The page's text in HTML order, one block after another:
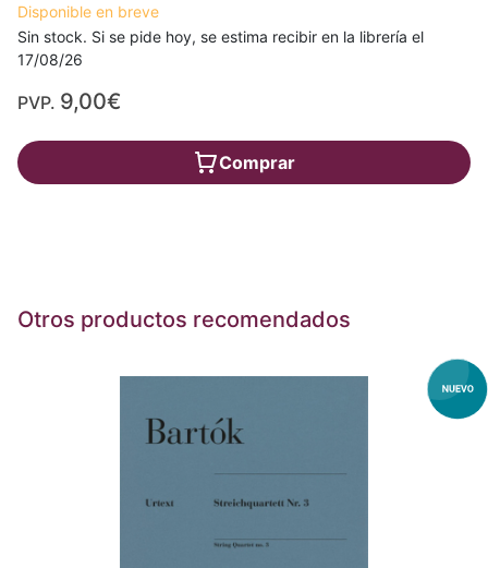
Disponible en breve
Sin stock. Si se pide hoy, se estima recibir en la librería el
17/08/26
PVP. 9,00€
Comprar
Otros productos recomendados